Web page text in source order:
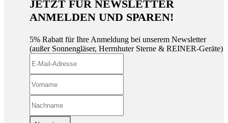
JETZT FÜR NEWSLETTER
ANMELDEN UND SPAREN!
5% Rabatt für Ihre Anmeldung bei unserem Newsletter
(außer Sonnengläser, Herrnhuter Sterne & REINER-Geräte)